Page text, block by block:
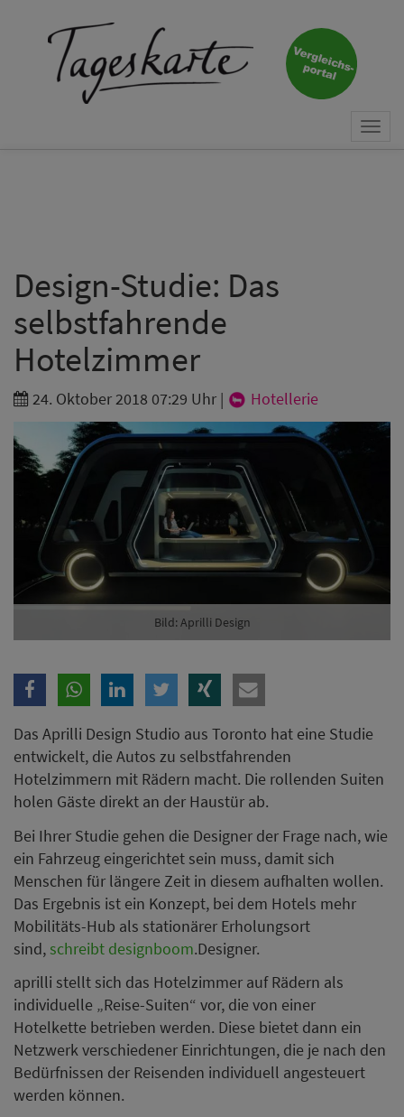
Design-Studie: Das
selbstfahrende
Hotelzimmer
24. Oktober 2018 07:29 Uhr | Hotellerie
Bild: Aprilli Design
Das Aprilli Design Studio aus Toronto hat eine Studie
entwickelt, die Autos zu selbstfahrenden
Hotelzimmern mit Rädern macht. Die rollenden Suiten
holen Gäste direkt an der Haustür ab.
Bei Ihrer Studie gehen die Designer der Frage nach, wie
ein Fahrzeug eingerichtet sein muss, damit sich
Menschen für längere Zeit in diesem aufhalten wollen.
Das Ergebnis ist ein Konzept, bei dem Hotels mehr
Mobilitäts-Hub als stationärer Erholungsort
sind, schreibt designboom.Designer.
aprilli stellt sich das Hotelzimmer auf Rädern als
individuelle „Reise-Suiten“ vor, die von einer
Hotelkette betrieben werden. Diese bietet dann ein
Netzwerk verschiedener Einrichtungen, die je nach den
Bedürfnissen der Reisenden individuell angesteuert
werden können.
Keine Nachricht mehr
verpassen!
E-Mail*
Branche
Ich möchte folgende Newsletter erhalten
Tageskarte-Newsletter (gegen 8.30 Uhr)
Ich habe die Datenschutzerklärungzur Kenntnis
genommen.
Danke, heute nicht